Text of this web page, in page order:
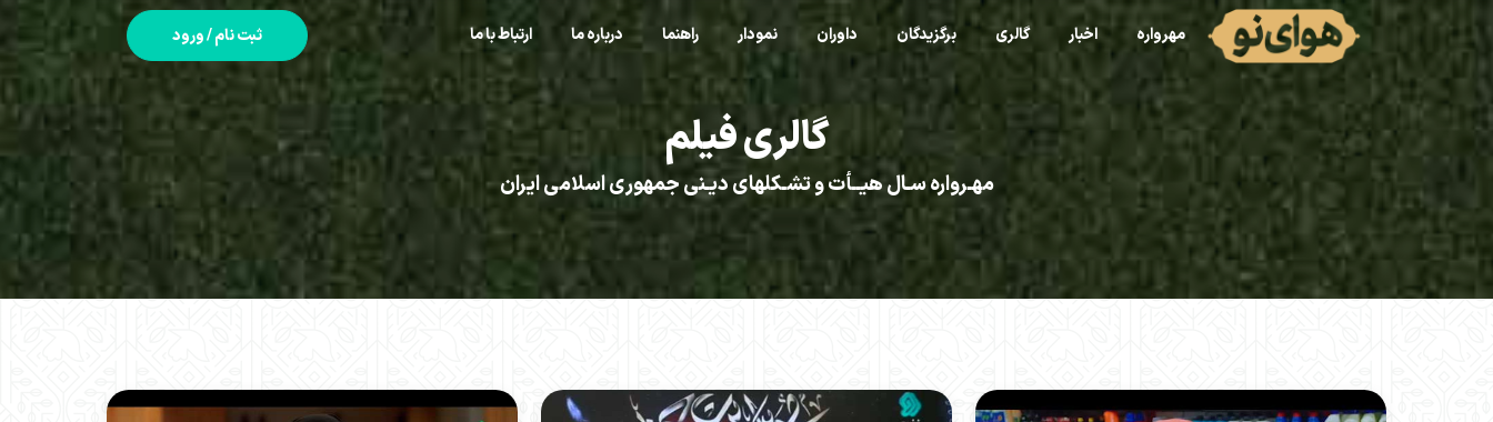
مهرواره اخبار گالری برگزیدگان داوران نمودار راهنما درباره ما ارتباط با ما ثبت نام / ورود
گالری فیلم
مهـرواره سـال هیــأت و تشـکلهای دیـنی جمهوری اسلامی ایران